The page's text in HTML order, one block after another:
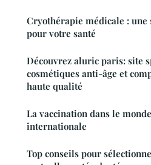
Cryothérapie médicale : une
pour votre santé
Découvrez aluric paris: site
cosmétiques anti-âge et
haute qualité
La vaccination dans le
internationale
Top conseils pour